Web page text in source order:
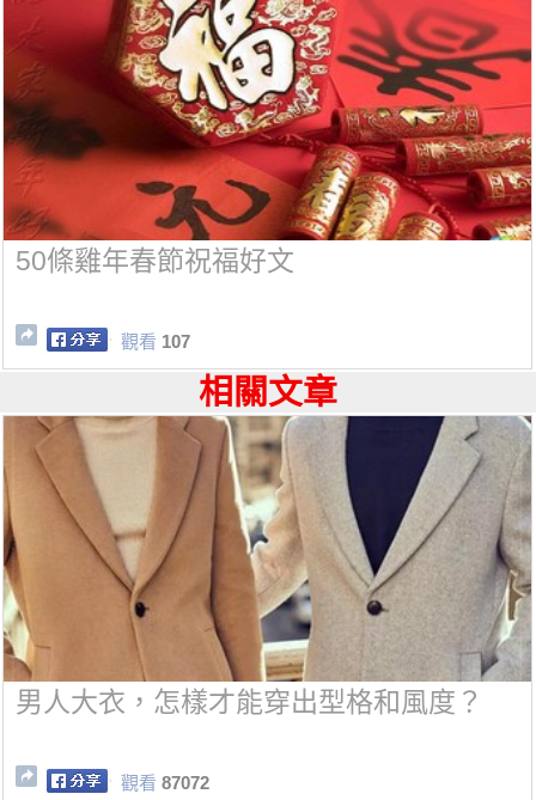
50條雞年春節祝福好文
觀看 107
相關文章
男人大衣，怎樣才能穿出型格和風度？
觀看 87072